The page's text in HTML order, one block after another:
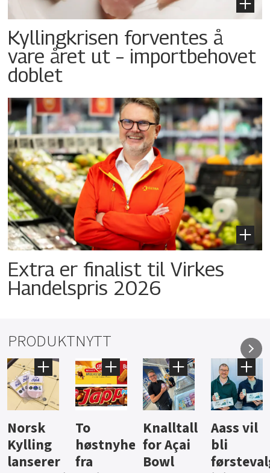
Kyllingkrisen forventes å
vare året ut – importbehovet
doblet
Extra er finalist til Virkes
Handelspris 2026
PRODUKTNYTT
Knalltall
for Açai
Bowl
Aass vil
bli
førstevalg
Brus og
jus fra
Berentsen
Hard
iste fra
Hansa